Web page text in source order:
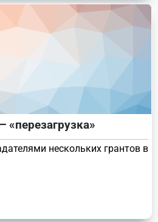
«перезагрузка»
нескольких грантов в